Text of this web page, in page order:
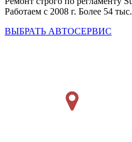
Работаем с 2008 г. Более 54
ВЫБРАТЬ АВТОСЕРВИС